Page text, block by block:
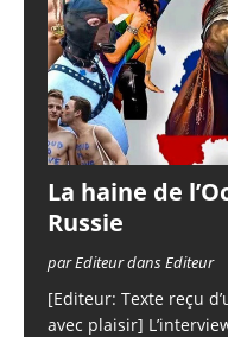
La haine de
Russie
par Editeur dans Editeur
[Editeur: Texte reçu
avec plaisir]